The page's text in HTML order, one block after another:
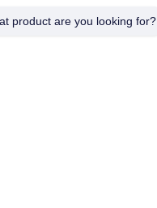
società
product are you looking for?